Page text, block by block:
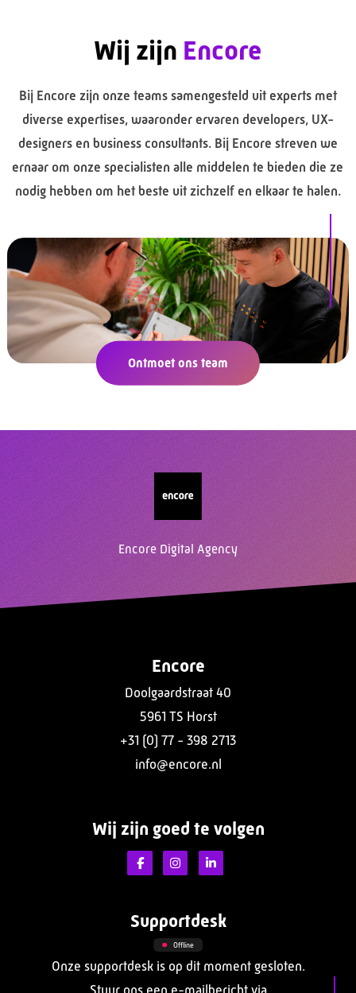
Wij zijn Encore
Bij Encore zijn onze teams samengesteld uit experts met
diverse expertises, waaronder ervaren developers, UX-
designers en business consultants. Bij Encore streven we
ernaar om onze specialisten alle middelen te bieden die ze
nodig hebben om het beste uit zichzelf en elkaar te halen.
Ontmoet ons team
Encore Digital Agency
Encore
Doolgaardstraat 40
5961 TS Horst
+31 (0) 77 - 398 2713
info@encore.nl
Wij zijn goed te volgen
Offline
Supportdesk
Onze supportdesk is op dit moment gesloten.